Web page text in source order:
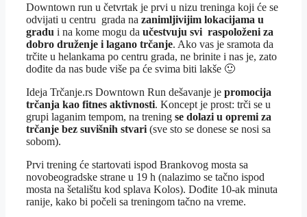
Downtown run u četvrtak je prvi u nizu treninga koji će se
odvijati u centru grada na zanimljivijim lokacijama u
gradu i na kome mogu da učestvuju svi raspoloženi za
dobro druženje i lagano trčanje. Ako vas je sramota da
trčite u helankama po centru grada, ne brinite i nas je, zato
dođite da nas bude više pa će svima biti lakše 🙂
Ideja Trčanje.rs Downtown Run dešavanje je promocija
trčanja kao fitnes aktivnosti. Koncept je prost: trči se u
grupi laganim tempom, na trening se dolazi u opremi za
trčanje bez suvišnih stvari (sve sto se donese se nosi sa
sobom).
Prvi trening će startovati ispod Brankovog mosta sa
novobeogradske strane u 19 h (nalazimo se tačno ispod
mosta na šetalištu kod splava Kolos). Dođite 10-ak minuta
ranije, kako bi počeli sa treningom tačno na vreme.